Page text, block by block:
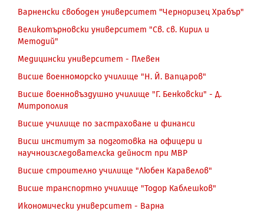
Варненски свободен университет "Черноризец Храбър"
Великотърновски университет "Св. св. Кирил и
Методий"
Медицински университет - Плевен
Висше военноморско училище "Н. Й. Вапцаров"
Висше военновъздушно училище "Г. Бенковски" - Д.
Митрополия
Висше училище по застраховане и финанси
Висш институт за подготовка на офицери и
научноизследователска дейност при МВР
Висше строително училище "Любен Каравелов"
Висше транспортно училище "Тодор Каблешков"
Икономически университет - Варна